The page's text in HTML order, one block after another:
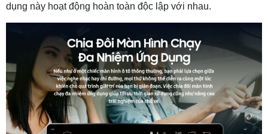
dụng này hoạt động hoàn toàn độc lập với nhau.